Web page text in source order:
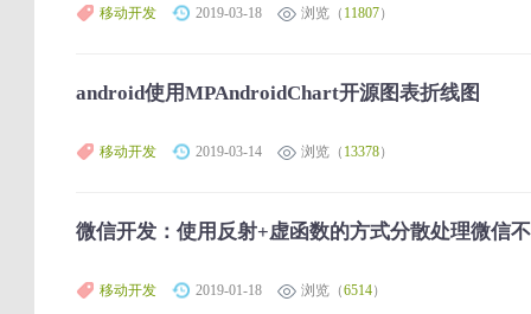
移动开发 2019-03-18 浏览（ 11807）
android使用MPAndroidChart开源图表折线图
移动开发 2019-03-14 浏览（ 13378）
微信开发：使用反射+虚函数的方式分散处理微信
移动开发 2019-01-18 浏览（6514）